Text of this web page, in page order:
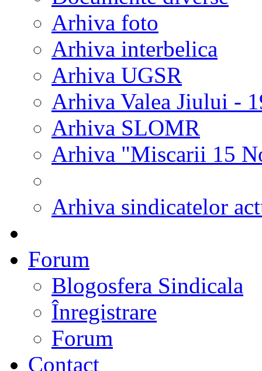
Arhiva foto
Arhiva interbelica
Arhiva UGSR
Arhiva Valea Jiului -
Arhiva SLOMR
Arhiva "Miscarii 15
Arhiva sindicatelor
Forum
Blogosfera Sindicala
Înregistrare
Forum
Contact